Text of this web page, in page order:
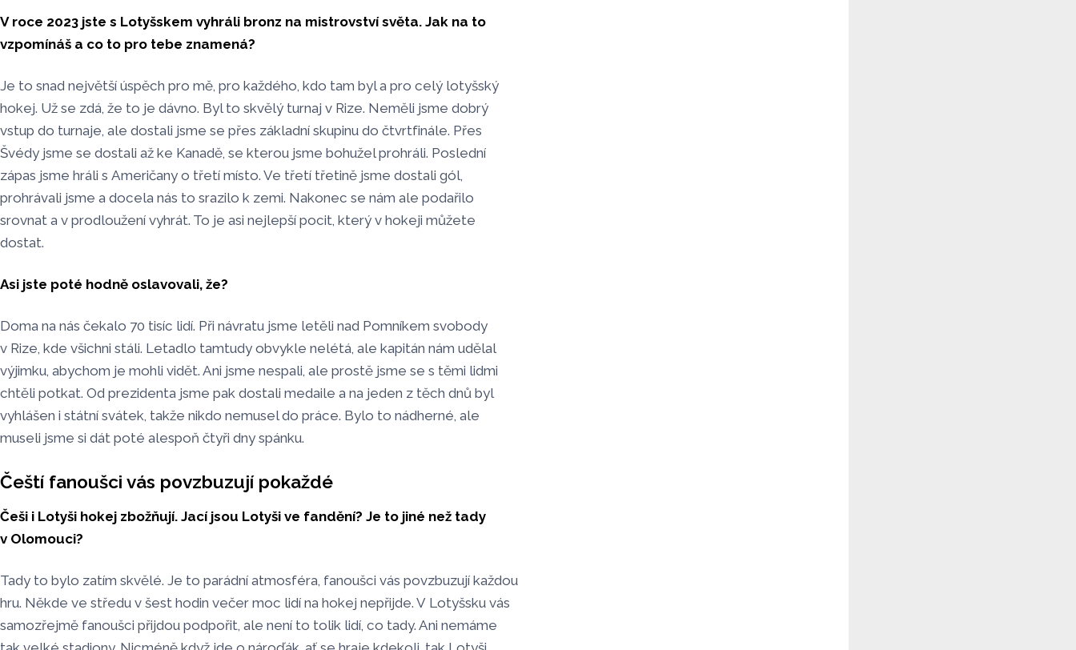
V roce 2023 jste s Lotyšskem vyhráli bronz na mistrovství světa. Jak na to
vzpomínáš a co to pro tebe znamená?
Je to snad největší úspěch pro mě, pro každého, kdo tam byl a pro celý lotyšský
hokej. Už se zdá, že to je dávno. Byl to skvělý turnaj v Rize. Neměli jsme dobrý
vstup do turnaje, ale dostali jsme se přes základní skupinu do čtvrtfinále. Přes
Švédy jsme se dostali až ke Kanadě, se kterou jsme bohužel prohráli. Poslední
zápas jsme hráli s Američany o třetí místo. Ve třetí třetině jsme dostali gól,
prohrávali jsme a docela nás to srazilo k zemi. Nakonec se nám ale podařilo
srovnat a v prodloužení vyhrát. To je asi nejlepší pocit, který v hokeji můžete
dostat.
Asi jste poté hodně oslavovali, že?
Doma na nás čekalo 70 tisíc lidí. Při návratu jsme letěli nad Pomníkem svobody
v Rize, kde všichni stáli. Letadlo tamtudy obvykle nelétá, ale kapitán nám udělal
výjimku, abychom je mohli vidět. Ani jsme nespali, ale prostě jsme se s těmi lidmi
chtěli potkat. Od prezidenta jsme pak dostali medaile a na jeden z těch dnů byl
vyhlášen i státní svátek, takže nikdo nemusel do práce. Bylo to nádherné, ale
museli jsme si dát poté alespoň čtyři dny spánku.
Čeští fanoušci vás povzbuzují pokaždé
Češi i Lotyši hokej zbožňují. Jací jsou Lotyši ve fandění? Je to jiné než tady
v Olomouci?
Tady to bylo zatím skvělé. Je to parádní atmosféra, fanoušci vás povzbuzují každou
hru. Někde ve středu v šest hodin večer moc lidí na hokej nepřijde. V Lotyšsku vás
samozřejmě fanoušci přijdou podpořit, ale není to tolik lidí, co tady. Ani nemáme